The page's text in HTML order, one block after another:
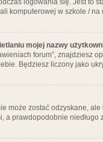
logowania się. Jest to
komputerowej w szkole /
mojej nazwy
forum”, znajdziesz
Będziesz liczony jako
może zostać odzyskane,
a prawdopodobnie niedługo